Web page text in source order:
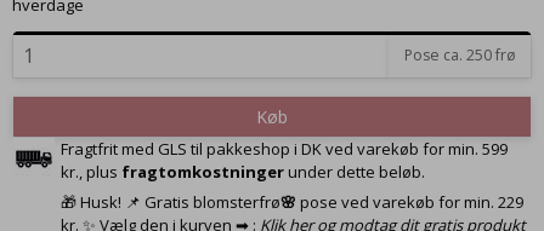
hverdage
Pose ca. 250 frø
Køb
Fragtfrit med GLS til pakkeshop i DK ved varekøb for min. 599
kr., plus fragtomkostningerunder dette beløb.
🎁 Husk! 📌 Gratis blomsterfrø🌸 pose ved varekøb for min. 229
kr. ✨ Vælg den i kurven ➡ : Klik her og modtag dit gratis produkt